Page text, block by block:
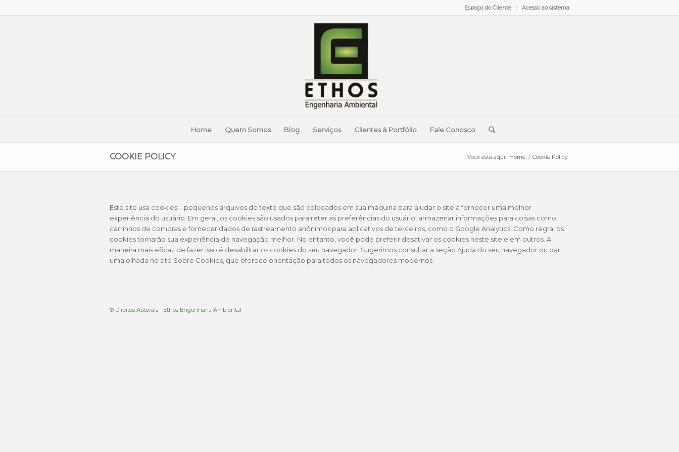
Espaço do Cliente Acesso ao sistema
Home Quem Somos Blog Serviços Clientes & Portfólio Fale Conosco
COOKIE POLICY Você está aqui: Home / Cookie Policy
Este site usa cookies – pequenos arquivos de texto que são colocados em sua máquina para ajudar o site a fornecer uma melhor
experiência do usuário. Em geral, os cookies são usados para reter as preferências do usuário, armazenar informações para coisas como
carrinhos de compras e fornecer dados de rastreamento anônimos para aplicativos de terceiros, como o Google Analytics. Como regra, os
cookies tornarão sua experiência de navegação melhor. No entanto, você pode preferir desativar os cookies neste site e em outros. A
maneira mais eficaz de fazer isso é desabilitar os cookies do seu navegador. Sugerimos consultar a seção Ajuda do seu navegador ou dar
uma olhada no site Sobre Cookies, que oferece orientação para todos os navegadores modernos.
© Direitos Autorais - Ethos Engenharia Ambiental